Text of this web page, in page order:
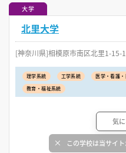
大学
北里大学
[神奈川県]相模原市南区北里1-15-1
理学系統 工学系統 医学・看護
教育・福祉系統
気
この学校は当サイ